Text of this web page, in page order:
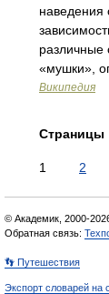
наведения
различные
«мушки»,
Википедия
Страницы
1 2
© Академик, 2000-
Обратная связь:
👣 Путешествия
Экспорт словарей на